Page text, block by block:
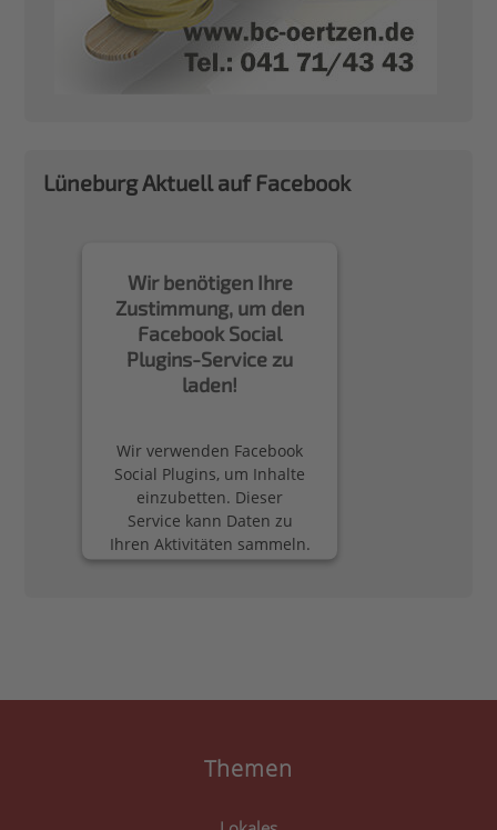
Lüneburg Aktuell auf Facebook
Wir benötigen Ihre
Zustimmung, um den
Facebook Social
Plugins-Service zu
laden!
Wir verwenden Facebook
Social Plugins, um Inhalte
einzubetten. Dieser
Service kann Daten zu
Ihren Aktivitäten sammeln.
Bitte lesen Sie die Details
Mehr Informationen
Akzeptieren
Consent Management
Themen